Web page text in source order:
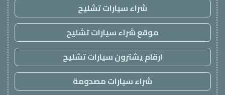
شراء سيارات تشليح
موقع شراء سيارات تشليح
ارقام يشترون سيارات تشليح
شراء سيارات مصدومة